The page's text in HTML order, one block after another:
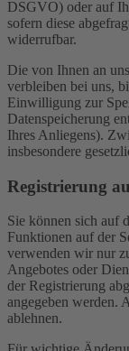
DSGVO) oder auf
sofern diese
widerrufbar.
Die von Ihnen an
verbleiben bei uns,
Einwilligung zur
Datenspeicherung
Ihres Anliegens).
insbesondere
Registrierung
Sie können sich auf
Funktionen auf der
verwenden wir nur
Angebotes oder
der Registrierung
angegeben werden.
ablehnen.